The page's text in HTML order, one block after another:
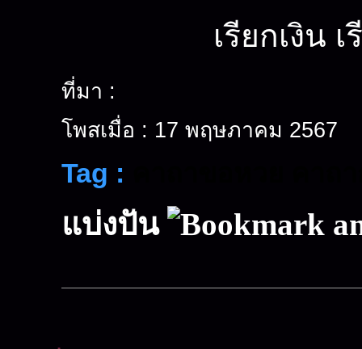
เรียกเงิน
ที่มา :
โพสเมื่อ : 17 พฤษภาคม 2567
Tag :
แบ่งปัน